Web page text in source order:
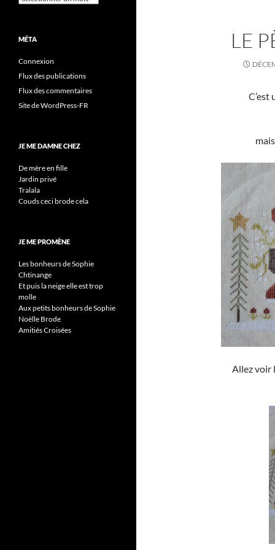
LE
Allez voir
MÉTA
Connexion
Flux des publications
Flux des commentaires
Site de WordPress-FR
JE ME DAMNE CHEZ
De mère en fille
Jardin privé
Tralala
Couds ceci brode cela
JE ME PROMÈNE
Les bonheurs de Sophie
Chtinange
Et puis la neige elle est trop
molle
Aux petits bonheurs de Sophie
Noëlle Brode
Amitiés Croisées